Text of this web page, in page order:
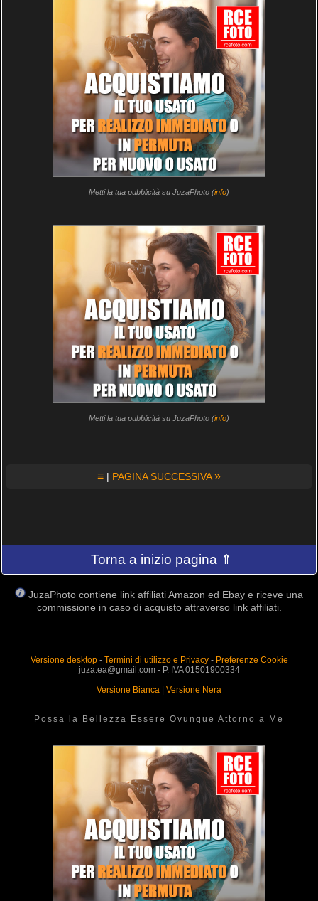
Metti la tua pubblicità su JuzaPhoto (info)
Metti la tua pubblicità su JuzaPhoto (info)
≡ | PAGINA SUCCESSIVA»
Torna a inizio pagina ⇑
JuzaPhoto contiene link affiliati Amazon ed Ebay e riceve una
commissione in caso di acquisto attraverso link affiliati.
Versione desktop- Termini di utilizzo e Privacy- Preferenze Cookie
juza.ea@gmail.com - P. IVA 01501900334
Versione Bianca
Versione Nera
Possa la Bellezza Essere Ovunque Attorno a Me